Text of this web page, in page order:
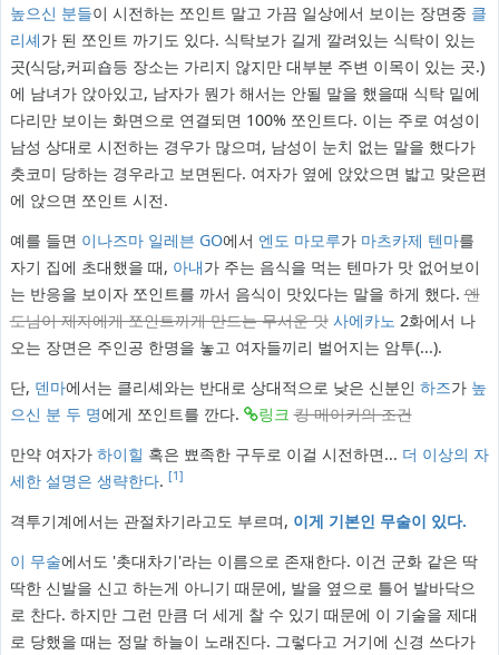
높으신 분들이 시전하는 쪼인트 말고 가끔 일상에서 보이는 장면중 클
리셰가 된 쪼인트 까기도 있다. 식탁보가 길게 깔려있는 식탁이 있는
곳(식당,커피숍등 장소는 가리지 않지만 대부분 주변 이목이 있는 곳.)
에 남녀가 앉아있고, 남자가 뭔가 해서는 안될 말을 했을때 식탁 밑에
다리만 보이는 화면으로 연결되면 100% 쪼인트다. 이는 주로 여성이
남성 상대로 시전하는 경우가 많으며, 남성이 눈치 없는 말을 했다가
츳코미 당하는 경우라고 보면된다. 여자가 옆에 앉았으면 밟고 맞은편
에 앉으면 쪼인트 시전.
예를 들면 이나즈마 일레븐 GO에서 엔도 마모루가 마츠카제 텐마를
자기 집에 초대했을 때, 아내가 주는 음식을 먹는 텐마가 맛 없어보이
는 반응을 보이자 쪼인트를 까서 음식이 맛있다는 말을 하게 했다.엔
도님이 제자에게 쪼인트까게 만드는 무서운 맛 사에카노 2화에서 나
오는 장면은 주인공 한명을 놓고 여자들끼리 벌어지는 암투(...).
단, 덴마에서는 클리셰와는 반대로 상대적으로 낮은 신분인 하즈가 높
으신 분 두 명에게 쪼인트를 깐다. 링크 킹 메이커의 조건
만약 여자가 하이힐 혹은 뾰족한 구두로 이걸 시전하면... 더 이상의 자
세한 설명은 생략한다. [1]
격투기계에서는 관절차기라고도 부르며, 이게 기본인 무술이 있다.
이 무술에서도 '촛대차기'라는 이름으로 존재한다. 이건 군화 같은 딱
딱한 신발을 신고 하는게 아니기 때문에, 발을 옆으로 틀어 발바닥으
로 찬다. 하지만 그런 만큼 더 세게 찰 수 있기 때문에 이 기술을 제대
로 당했을 때는 정말 하늘이 노래진다. 그렇다고 거기에 신경 쓰다가